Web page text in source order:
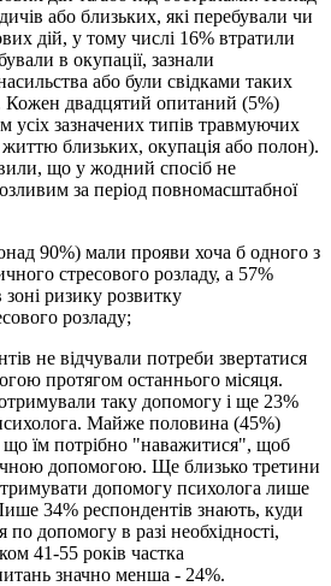
або близьких, які перебували чи
дій, у тому числі 16% втратили
в окупації, зазнали
або були свідками таких
Кожен двадцятий опитаний (5%)
усіх зазначених типів травмуючих
життю близьких, окупація або полон).
що у жодний спосіб не
за період повномасштабної
90%) мали прояви хоча б одного з
стресового розладу, а 57%
ризику розвитку
розладу;
не відчували потреби звертатися
протягом останнього місяця.
таку допомогу і ще 23%
Майже половина (45%)
що їм потрібно "наважитися", щоб
допомогою. Ще близько третини
допомогу психолога лише
34% респондентів знають, куди
допомогу в разі необхідності,
41-55 років частка
значно менша - 24%.